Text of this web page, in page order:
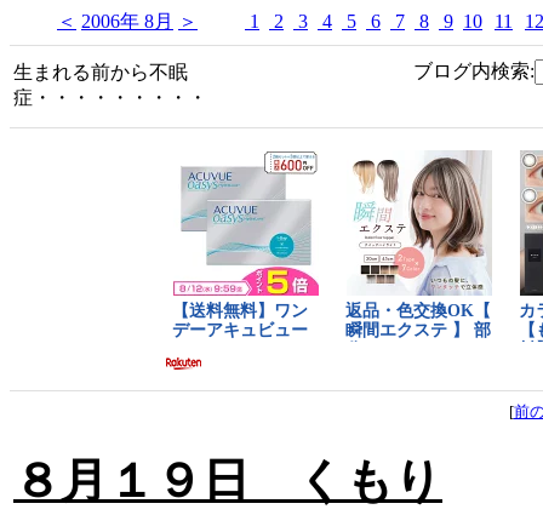
＜ 2006年 8月 ＞ 1 2 3 4 5 6 7 8 9 10 11 12
生まれる前から不眠
症・・・・・・・・・
ブログ内検索:
[前
８月１９日 くもり